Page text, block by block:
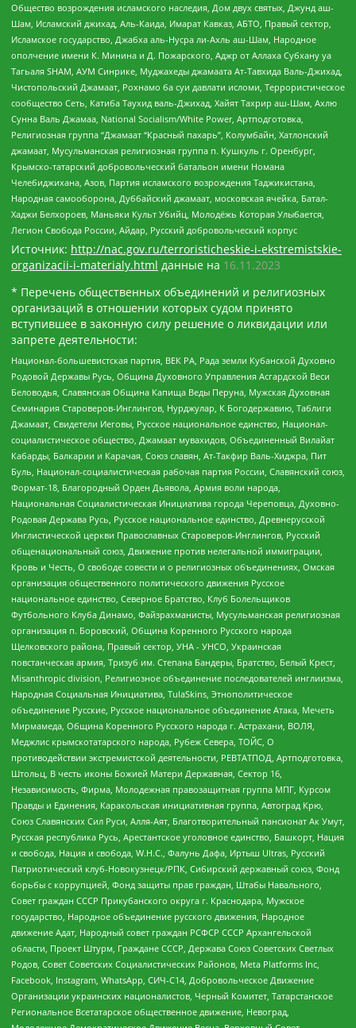
Общество возрождения исламского наследия, Дом двух святых, Джунд аш-
Шам, Исламский джихад, Аль-Каида, Имарат Кавказ, АБТО, Правый сектор,
Исламское государство, Джабха аль-Нусра ли-Ахль аш-Шам, Народное
ополчение имени К. Минина и Д. Пожарского, Аджр от Аллаха Субхану уа
Тагьаля SHAM, АУМ Синрике, Муджахеды джамаата Ат-Тавхида Валь-Джихад,
Чистопольский Джамаат, Рохнамо ба суи давлати исломи, Террористическое
сообщество Сеть, Катиба Таухид валь-Джихад, Хайят Тахрир аш-Шам, Ахлю
Сунна Валь Джамаа, National Socialism/White Power, Артподготовка,
Религиозная группа “Джамаат “Красный пахарь”, Колумбайн, Хатлонский
джамаат, Мусульманская религиозная группа п. Кушкуль г. Оренбург,
Крымско-татарский добровольческий батальон имени Номана
Челебиджихана, Азов, Партия исламского возрождения Таджикистана,
Народная самооборона, Дуббайский джамаат, московская ячейка, Батал-
Хаджи Белхороев, Маньяки Культ Убийц, Молодёжь Которая Улыбается,
Легион Свобода России, Айдар, Русский добровольческий корпус
Источник: http://nac.gov.ru/terroristicheskie-i-ekstremistskie-
organizacii-i-materialy.html данные на 16.11.2023
* Перечень общественных объединений и религиозных
организаций в отношении которых судом принято
вступившее в законную силу решение о ликвидации или
запрете деятельности:
Национал-большевистская партия, ВЕК РА, Рада земли Кубанской Духовно
Родовой Державы Русь, Община Духовного Управления Асгардской Веси
Беловодья, Славянская Община Капища Веды Перуна, Мужская Духовная
Семинария Староверов-Инглингов, Нурджулар, К Богодержавию, Таблиги
Джамаат, Свидетели Иеговы, Русское национальное единство, Национал-
социалистическое общество, Джамаат мувахидов, Объединенный Вилайат
Кабарды, Балкарии и Карачая, Союз славян, Ат-Такфир Валь-Хиджра, Пит
Буль, Национал-социалистическая рабочая партия России, Славянский союз,
Формат-18, Благородный Орден Дьявола, Армия воли народа,
Национальная Социалистическая Инициатива города Череповца, Духовно-
Родовая Держава Русь, Русское национальное единство, Древнерусской
Инглистической церкви Православных Староверов-Инглингов, Русский
общенациональный союз, Движение против нелегальной иммиграции,
Кровь и Честь, О свободе совести и о религиозных объединениях, Омская
организация общественного политического движения Русское
национальное единство, Северное Братство, Клуб Болельщиков
Футбольного Клуба Динамо, Файзрахманисты, Мусульманская религиозная
организация п. Боровский, Община Коренного Русского народа
Щелковского района, Правый сектор, УНА - УНСО, Украинская
повстанческая армия, Тризуб им. Степана Бандеры, Братство, Белый Крест,
Misanthropic division, Религиозное объединение последователей инглиизма,
Народная Социальная Инициатива, TulaSkins, Этнополитическое
объединение Русские, Русское национальное объединение Атака, Мечеть
Мирмамеда, Община Коренного Русского народа г. Астрахани, ВОЛЯ,
Меджлис крымскотатарского народа, Рубеж Севера, ТОЙС, О
противодействии экстремистской деятельности, РЕВТАТПОД, Артподготовка,
Штольц, В честь иконы Божией Матери Державная, Сектор 16,
Независимость, Фирма, Молодежная правозащитная группа МПГ, Курсом
Правды и Единения, Каракольская инициативная группа, Автоград Крю,
Союз Славянских Сил Руси, Алля-Аят, Благотворительный пансионат Ак Умут,
Русская республика Русь, Арестантское уголовное единство, Башкорт, Нация
и свобода, Нация и свобода, W.H.С., Фалунь Дафа, Иртыш Ultras, Русский
Патриотический клуб-Новокузнецк/РПК, Сибирский державный союз, Фонд
борьбы с коррупцией, Фонд защиты прав граждан, Штабы Навального,
Совет граждан СССР Прикубанского округа г. Краснодара, Мужское
государство, Народное объединение русского движения, Народное
движение Адат, Народный совет граждан РСФСР СССР Архангельской
области, Проект Штурм, Граждане СССР, Держава Союз Советских Светлых
Родов, Совет Советских Социалистических Районов, Meta Platforms Inc,
Facebook, Instagram, WhatsApp, СИЧ-С14, Добровольческое Движение
Организации украинских националистов, Черный Комитет, Татарстанское
Региональное Всетатарское общественное движение, Невоград,